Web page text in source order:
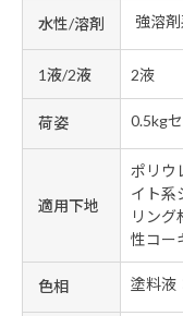
水性/溶剤 強溶
1液/2液 2液
荷姿 0.5kg
適用下地
ポリウ
イト系
リング
性コー
色相 塗料液